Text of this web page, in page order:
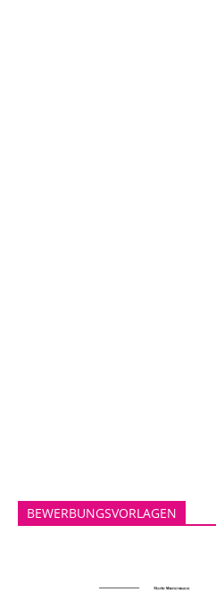
BEWERBUNGSVORLAGEN